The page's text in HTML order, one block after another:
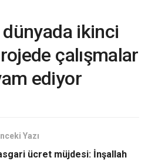
dünyada ikinci
çalışmalar
ediyor
Yazı
ücret müjdesi: İnşallah